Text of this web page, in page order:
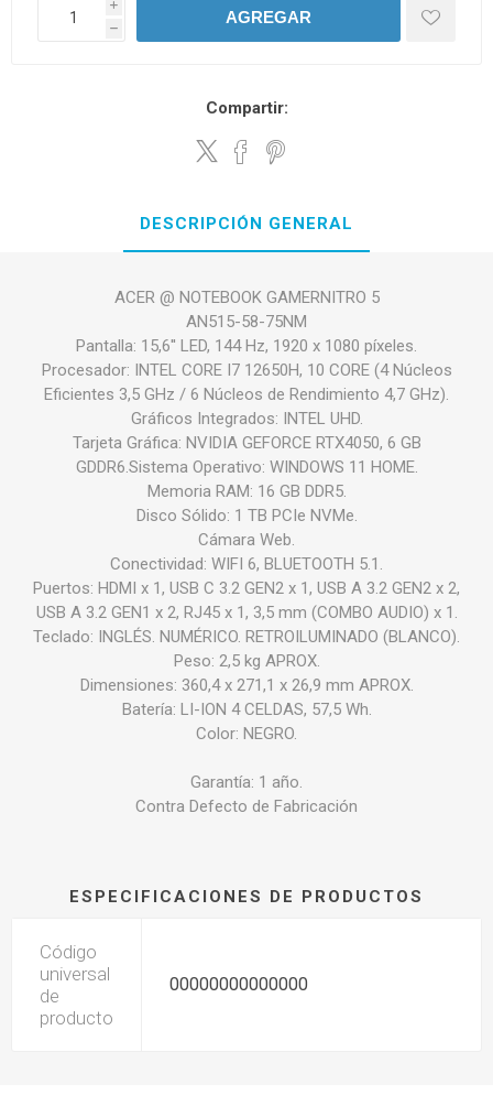
i
h
AGREGAR
Compartir:
DESCRIPCIÓN GENERAL
ACER @ NOTEBOOK GAMERNITRO 5
AN515-58-75NM
Pantalla: 15,6'' LED, 144 Hz, 1920 x 1080 píxeles.
Procesador: INTEL CORE I7 12650H, 10 CORE (4 Núcleos
Eficientes 3,5 GHz / 6 Núcleos de Rendimiento 4,7 GHz).
Gráficos Integrados: INTEL UHD.
Tarjeta Gráfica: NVIDIA GEFORCE RTX4050, 6 GB
GDDR6.Sistema Operativo: WINDOWS 11 HOME.
Memoria RAM: 16 GB DDR5.
Disco Sólido: 1 TB PCIe NVMe.
Cámara Web.
Conectividad: WIFI 6, BLUETOOTH 5.1.
Puertos: HDMI x 1, USB C 3.2 GEN2 x 1, USB A 3.2 GEN2 x 2,
USB A 3.2 GEN1 x 2, RJ45 x 1, 3,5 mm (COMBO AUDIO) x 1.
Teclado: INGLÉS. NUMÉRICO. RETROILUMINADO (BLANCO).
Peso: 2,5 kg APROX.
Dimensiones: 360,4 x 271,1 x 26,9 mm APROX.
Batería: LI-ION 4 CELDAS, 57,5 Wh.
Color: NEGRO.
Garantía: 1 año.
Contra Defecto de Fabricación
ESPECIFICACIONES DE PRODUCTOS
Código
universal
de
producto
00000000000000